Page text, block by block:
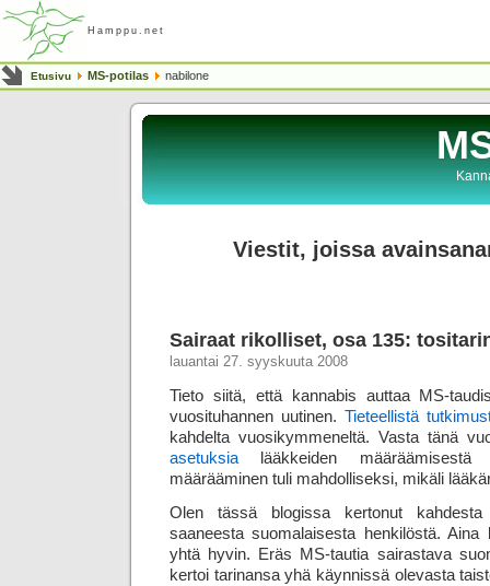
Hamppu.net
Etusivu MS-potilas nabilone
Viestit, joissa
Sairaat rikolliset, osa 135:
lauantai 27. syyskuuta 2008
Tieto siitä, että kannabis auttaa MS-
vuosituhannen uutinen.Tieteellistä
kahdelta vuosikymmeneltä. Vasta tänä
asetuksia lääkkeiden
määrääminen tuli mahdolliseksi, mikäli
Olen tässä blogissa kertonut kahdesta
saaneesta suomalaisesta henkilöstä.
yhtä hyvin. Eräs MS-tautia sairastava
kertoi tarinansa yhä käynnissä olevasta